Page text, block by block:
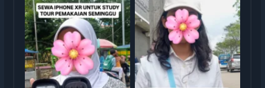
Sewa iphone jakarta Sewa iphone jakarta